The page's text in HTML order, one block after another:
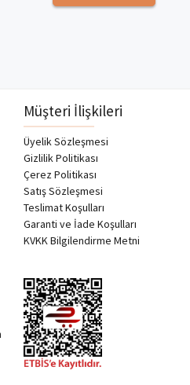
Müşteri İlişkileri
Üyelik Sözleşmesi
Gizlilik Politikası
Çerez Politikası
Satış Sözleşmesi
Teslimat Koşulları
Garanti ve İade Koşulları
KVKK Bilgilendirme Metni